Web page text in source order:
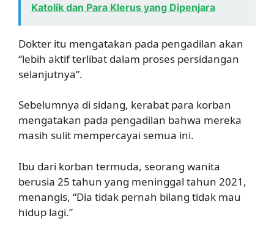
Katolik dan Para Klerus yang Dipenjara
Dokter itu mengatakan pada pengadilan akan
“lebih aktif terlibat dalam proses persidangan
selanjutnya”.
Sebelumnya di sidang, kerabat para korban
mengatakan pada pengadilan bahwa mereka
masih sulit mempercayai semua ini.
Ibu dari korban termuda, seorang wanita
berusia 25 tahun yang meninggal tahun 2021,
menangis, “Dia tidak pernah bilang tidak mau
hidup lagi.”